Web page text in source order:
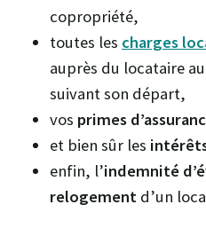
copropriété,
toutes les charges
auprès du locataire
suivant son départ,
vos primes
et bien sûr les
enfin, l’indemnité
relogement d’un